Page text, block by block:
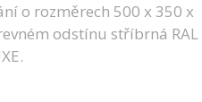
o rozměrech 500 x 350 x
odstínu stříbrná RAL